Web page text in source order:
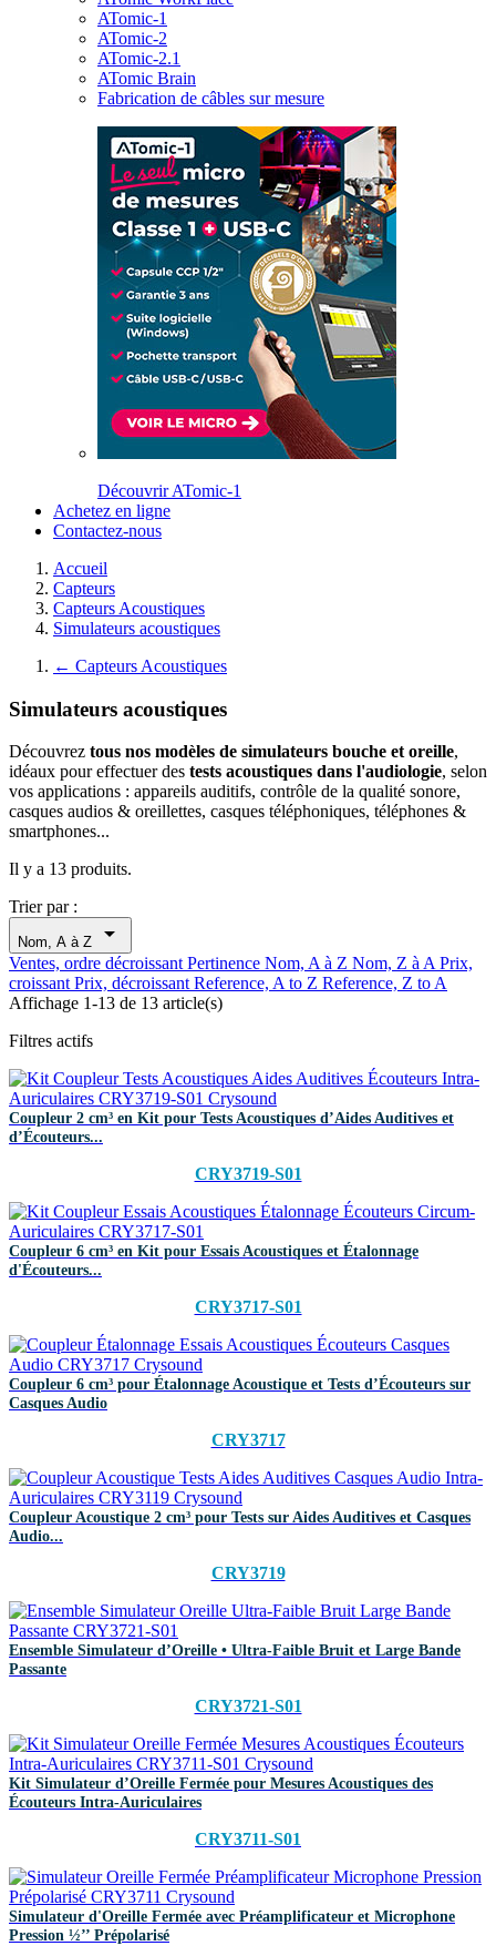
ATomic-1
ATomic-2
ATomic-2.1
ATomic Brain
Fabrication de câbles sur mesure
Découvrir ATomic-1
Achetez en ligne
Contactez-nous
Accueil
Capteurs
Capteurs Acoustiques
Simulateurs acoustiques
← Capteurs Acoustiques
Simulateurs acoustiques
Découvrez tous nos modèles de simulateurs bouche et oreille,
idéaux pour effectuer des tests acoustiques dans l'audiologie, selon
vos applications : appareils auditifs, contrôle de la qualité sonore,
casques audios & oreillettes, casques téléphoniques, téléphones &
smartphones...
Il y a 13 produits.
Trier par :
Nom, A à Z 
Ventes, ordre décroissantPertinence Nom, A à Z Nom, Z à APrix,
croissantPrix, décroissantReference, A to Z Reference, Z to A
Affichage 1-13 de 13 article(s)
Filtres actifs
Coupleur 2 cm³ en Kit pour Tests Acoustiques d’Aides Auditives et
d’Écouteurs...
CRY3719-S01
Coupleur 6 cm³ en Kit pour Essais Acoustiques et Étalonnage
d'Écouteurs...
CRY3717-S01
Coupleur 6 cm³ pour Étalonnage Acoustique et Tests d’Écouteurs sur
Casques Audio
CRY3717
Coupleur Acoustique 2 cm³ pour Tests sur Aides Auditives et Casques
Audio...
CRY3719
Ensemble Simulateur d’Oreille • Ultra-Faible Bruit et Large Bande
Passante
CRY3721-S01
Kit Simulateur d’Oreille Fermée pour Mesures Acoustiques des
Écouteurs Intra-Auriculaires
CRY3711-S01
Simulateur d'Oreille Fermée avec Préamplificateur et Microphone
Pression ½’’ Prépolarisé